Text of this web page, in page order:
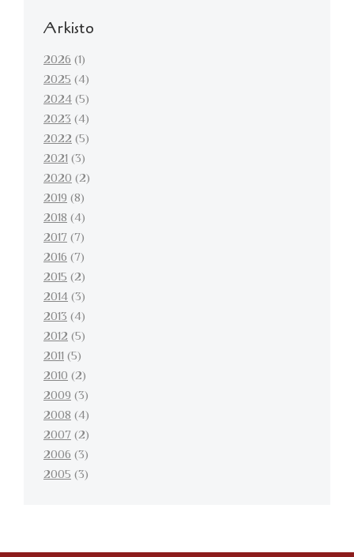
Arkisto
2026(1)
2025(4)
2024(5)
2023(4)
2022(5)
2021(3)
2020(2)
2019(8)
2018(4)
2017(7)
2016(7)
2015(2)
2014(3)
2013(4)
2012(5)
2011(5)
2010(2)
2009(3)
2008(4)
2007(2)
2006(3)
2005(3)